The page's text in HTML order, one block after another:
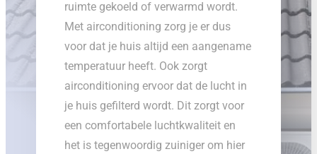
ruimte gekoeld of verwarmd wordt.
Met airconditioning zorg je er dus
voor dat je huis altijd een aangename
temperatuur heeft. Ook zorgt
airconditioning ervoor dat de lucht in
je huis gefilterd wordt. Dit zorgt voor
een comfortabele luchtkwaliteit en
het is tegenwoordig zuiniger om hier